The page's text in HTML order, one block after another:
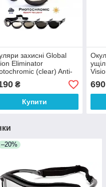
захисні Global
Eliminator
(clear) Anti-
, прозорі фотохромні
₴
Купити
690
–20%